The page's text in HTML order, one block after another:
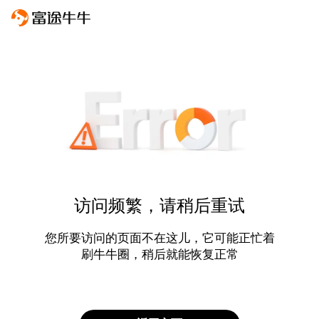
访问频繁，请稍后重试
您所要访问的页面不在这儿，它可能正忙着
刷牛牛圈，稍后就能恢复正常